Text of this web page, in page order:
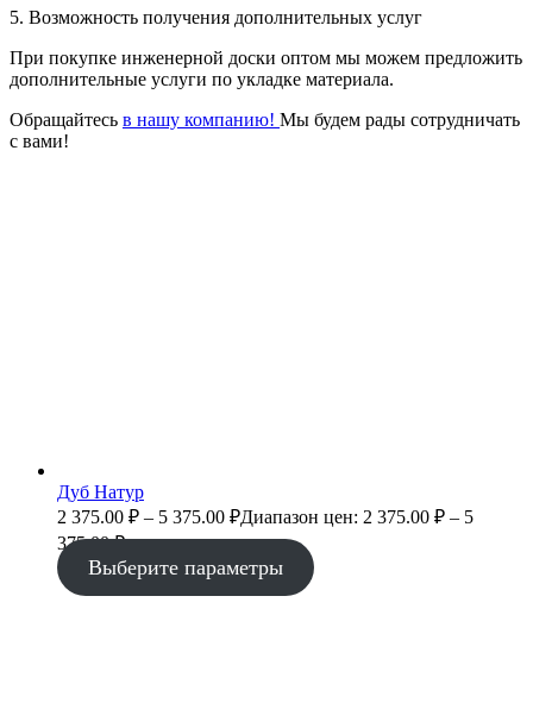
5. Возможность получения дополнительных услуг
При покупке инженерной доски оптом мы можем предложить
дополнительные услуги по укладке материала.
Обращайтесь в нашу компанию! Мы будем рады сотрудничать
с вами!
Дуб Натур
2 375.00 ₽ – 5 375.00 ₽Диапазон цен: 2 375.00 ₽ – 5
375.00 ₽
Выберите параметры